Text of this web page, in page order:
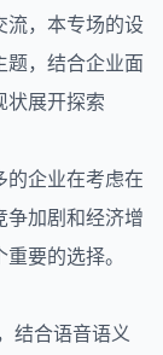
流，本专场的设
题，结合企业面
状展开探索
的企业在考虑在
争加剧和经济增
要的选择。
结合语音语义